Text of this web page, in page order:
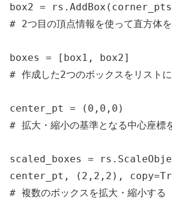
box2 =
# 2つ目の頂点情報を使って直方体
boxes = [box1, box2]
# 作成した2つのボックスをリスト
center_pt = (0,0,0)
# 拡大・縮小の基準となる中心座標
scaled_boxes =
center_pt, (2,2,2),
# 複数のボックスを拡大・縮小する